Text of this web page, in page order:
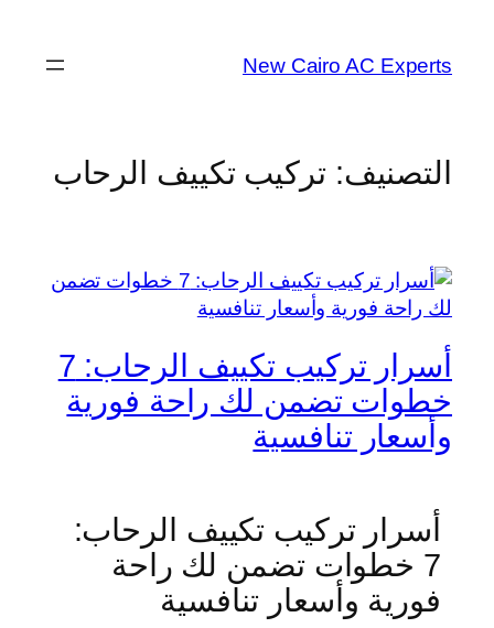
New Cairo AC Experts
التصنيف: تركيب تكييف الرحاب
أسرار تركيب تكييف الرحاب: 7
خطوات تضمن لك راحة فورية
وأسعار تنافسية
أسرار تركيب تكييف الرحاب:
7 خطوات تضمن لك راحة
فورية وأسعار تنافسية